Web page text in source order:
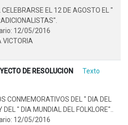
EL 12 DE AGOSTO EL "
12/05/2016
VICTORIA
DE RESOLUCION
Texto
CONMEMORATIVOS DEL " DIA DEL
" DIA MUNDIAL DEL FOLKLORE"..
12/05/2016